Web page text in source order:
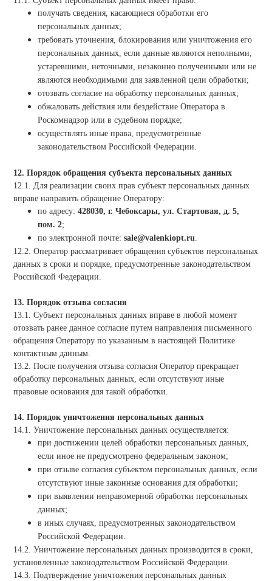
получать сведения, касающиеся обработки его
персональных данных;
требовать уточнения, блокирования или уничтожения его
персональных данных, если данные являются неполными,
устаревшими, неточными, незаконно полученными или не
являются необходимыми для заявленной цели обработки;
отозвать согласие на обработку персональных данных;
обжаловать действия или бездействие Оператора в
Роскомнадзор или в судебном порядке;
осуществлять иные права, предусмотренные
законодательством Российской Федерации.
12. Порядок обращения субъекта персональных данных
12.1. Для реализации своих прав субъект персональных данных
вправе направить обращение Оператору:
по адресу:428030, г. Чебоксары, ул. Стартовая, д. 5,
пом. 2;
по электронной почте:sale@valenkiopt.ru
12.2. Оператор рассматривает обращения субъектов персональных
данных в сроки и порядке, предусмотренные законодательством
Российской Федерации.
13. Порядок отзыва согласия
13.1. Субъект персональных данных вправе в любой момент
отозвать ранее данное согласие путем направления письменного
обращения Оператору по указанным в настоящей Политике
контактным данным.
13.2. После получения отзыва согласия Оператор прекращает
обработку персональных данных, если отсутствуют иные
правовые основания для такой обработки.
14. Порядок уничтожения персональных данных
14.1. Уничтожение персональных данных осуществляется:
при достижении целей обработки персональных данных,
если иное не предусмотрено федеральным законом;
при отзыве согласия субъектом персональных данных, если
отсутствуют иные законные основания для обработки;
при выявлении неправомерной обработки персональных
данных;
в иных случаях, предусмотренных законодательством
Российской Федерации.
14.2. Уничтожение персональных данных производится в сроки,
установленные законодательством Российской Федерации.
14.3. Подтверждение уничтожения персональных данных